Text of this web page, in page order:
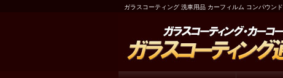
ガラスコーティング 洗車用品 カーフィルム コンパウンド